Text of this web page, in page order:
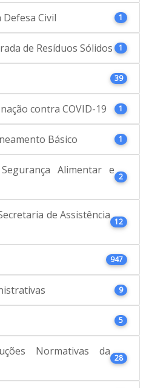
Civil 1
de Resíduos Sólidos 1
39
contra COVID-19 1
Básico 1
Alimentar e
2
de Assistência
12
947
9
5
Normativas da
28